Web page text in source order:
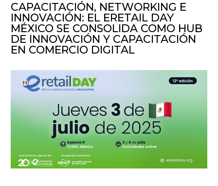
CAPACITACIÓN, NETWORKING E
INNOVACIÓN: EL ERETAIL DAY
MÉXICO SE CONSOLIDA COMO HUB
DE INNOVACIÓN Y CAPACITACIÓN
EN COMERCIO DIGITAL